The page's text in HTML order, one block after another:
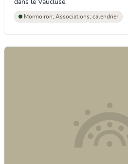
dans le Vaucluse.
Mormoiron; Associations; calendrier